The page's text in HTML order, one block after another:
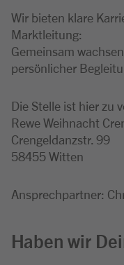
Wir bieten klare
Marktleitung:
Gemeinsam
persönlicher
Die Stelle ist hier zu
Rewe Weihnacht
Crengeldanzstr. 99
58455 Witten
Ansprechpartner:
Haben wir